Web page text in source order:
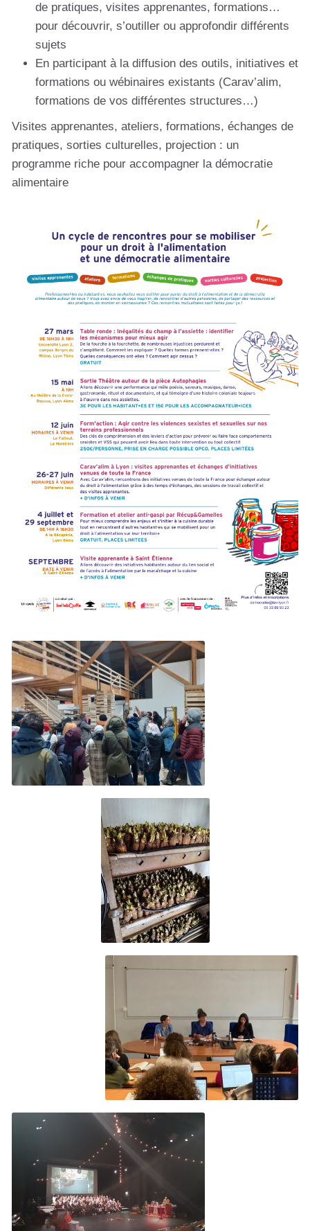
de pratiques, visites apprenantes, formations…
pour découvrir, s’outiller ou approfondir différents
sujets
En participant à la diffusion des outils, initiatives et
formations ou wébinaires existants (Carav’alim,
formations de vos différentes structures…)
Visites apprenantes, ateliers, formations, échanges de
pratiques, sorties culturelles, projection : un
programme riche pour accompagner la démocratie
alimentaire